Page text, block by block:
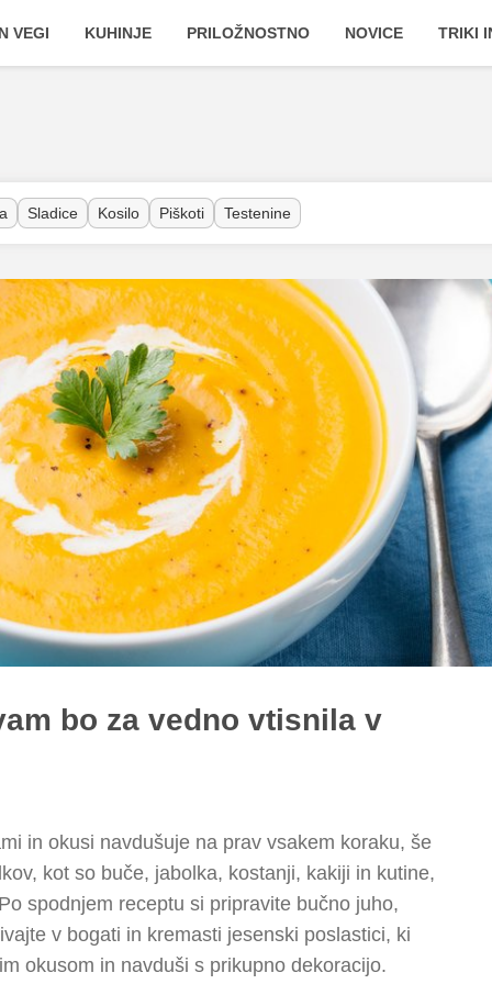
VEGI KUHINJE PRILOŽNOSTNO NOVICE TRIKI
Sladice Kosilo Piškoti Testenine
bo za vedno vtisnila v
in okusi navdušuje na prav vsakem koraku, še
kot so buče, jabolka, kostanji, kakiji in kutine,
spodnjem receptu si pripravite bučno juho,
v bogati in kremasti jesenski poslastici, ki
okusom in navduši s prikupno dekoracijo.